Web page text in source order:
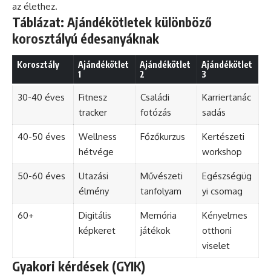
az élethez.
Táblázat: Ajándékötletek különböző
korosztályú édesanyáknak
Korosztály
Ajándékötlet
1
Ajándékötlet
2
Ajándékötlet
3
30-40 éves
Fitnesz
tracker
Családi
fotózás
Karriertanác
sadás
40-50 éves
Wellness
hétvége
Főzőkurzus
Kertészeti
workshop
50-60 éves
Utazási
élmény
Művészeti
tanfolyam
Egészségüg
yi csomag
60+
Digitális
képkeret
Memória
játékok
Kényelmes
otthoni
viselet
Gyakori kérdések (GYIK)